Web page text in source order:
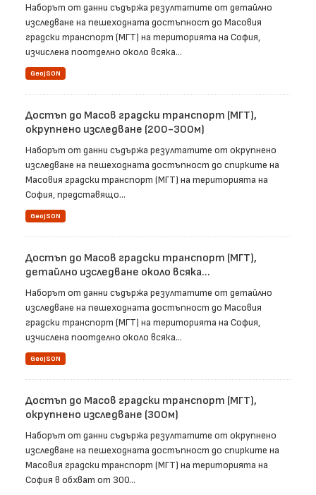
Наборът от данни съдържа резултатите от детайлно
изследване на пешеходната достъпност до Масовия
градски транспорт (МГТ) на територията на София,
изчислена поотделно около всяка...
GeoJSON
Достъп до Масов градски транспорт (МГТ),
окрупнено изследване (200-300м)
Наборът от данни съдържа резултатите от окрупнено
изследване на пешеходната достъпност до спирките на
Масовия градски транспорт (МГТ) на територията на
София, представящо...
GeoJSON
Достъп до Масов градски транспорт (МГТ),
детайлно изследване около всяка...
Наборът от данни съдържа резултатите от детайлно
изследване на пешеходната достъпност до Масовия
градски транспорт (МГТ) на територията на София,
изчислена поотделно около всяка...
GeoJSON
Достъп до Масов градски транспорт (МГТ),
окрупнено изследване (300м)
Наборът от данни съдържа резултатите от окрупнено
изследване на пешеходната достъпност до спирките на
Масовия градски транспорт (МГТ) на територията на
София в обхват от 300...